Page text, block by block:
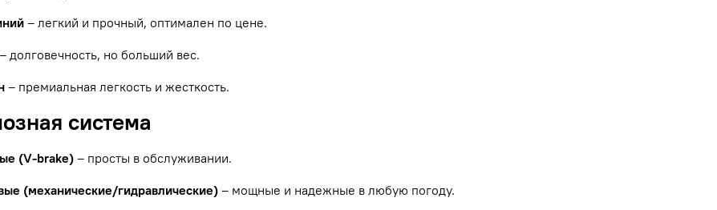
– легкий и прочный, оптимален по цене.
– долговечность, но больший вес.
– премиальная легкость и жесткость.
система
(V-brake) – просты в обслуживании.
(механические/гидравлические) – мощные и надежные в любую погоду.